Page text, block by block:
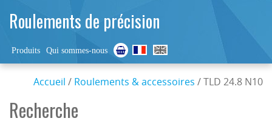
Roulements de précision
Produits Qui sommes-nous
Accueil / Roulements & accessoires / TLD 24.8 N10
Recherche